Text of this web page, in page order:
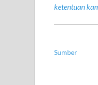
ketentuan
Sumber